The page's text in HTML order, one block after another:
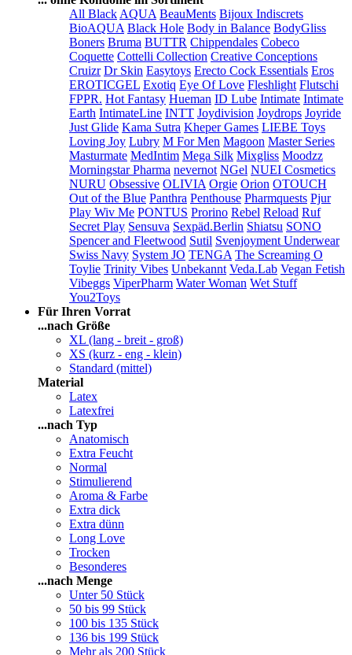
All Black AQUA BeauMents Bijoux Indiscrets
BioAQUA Black Hole Body in Balance BodyGliss
Boners Bruma BUTTR Chippendales Cobeco
Coquette Cottelli Collection Creative Conceptions
Cruizr Dr Skin Easytoys Erecto Cock Essentials Eros
EROTICGEL Exotiq Eye Of Love Fleshlight Flutschi
FPPR. Hot Fantasy Hueman ID Lube Intimate Intimate
Earth IntimateLine INTT Joydivision Joydrops Joyride
Just Glide Kama Sutra Kheper Games LIEBE Toys
Loving Joy Lubry M For Men Magoon Master Series
Masturmate MedIntim Mega Silk Mixgliss Moodzz
Morningstar Pharma nevernot NGel NUEI Cosmetics
NURU Obsessive OLIVIA Orgie Orion OTOUCH
Out of the Blue Panthra Penthouse Pharmquests Pjur
Play Wiv Me PONTUS Prorino Rebel Reload Ruf
Secret Play Sensuva Sexpäd.Berlin Shiatsu SONO
Spencer and Fleetwood Sutil Svenjoyment Underwear
Swiss Navy System JO TENGA The Screaming O
Toylie Trinity Vibes Unbekannt Veda.Lab Vegan Fetish
Vibeggs ViperPharm Water Woman Wet Stuff
You2Toys
Für Ihren Vorrat
...nach Größe
XL (lang - breit - groß)
XS (kurz - eng - klein)
Standard (mittel)
Material
Latex
Latexfrei
...nach Typ
Anatomisch
Extra Feucht
Normal
Stimulierend
Aroma & Farbe
Extra dick
Extra dünn
Long Love
Trocken
Besonderes
...nach Menge
Unter 50 Stück
50 bis 99 Stück
100 bis 135 Stück
136 bis 199 Stück
Mehr als 200 Stück